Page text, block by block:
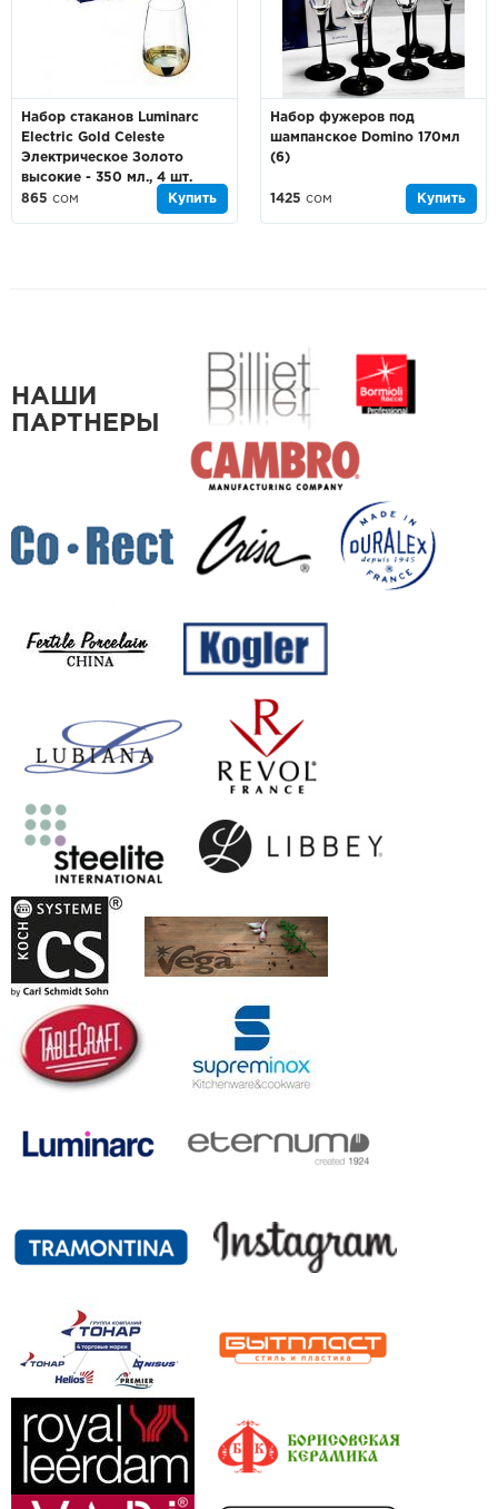
Набор стаканов Luminarc
Electric Gold Celeste
Электрическое Золото
высокие - 350 мл., 4 шт.
865 сом Купить
Набор фужеров под
шампанское Domino 170мл
(6)
1425 сом Купить
НАШИ
ПАРТНЕРЫ